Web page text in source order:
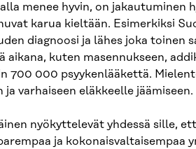
menee hyvin, on jakautuminen
karua kieltään. Esimerkiksi
diagnoosi ja lähes joka toinen
aikana, kuten masennukseen,
700 000 psyykenlääkettä.
varhaiseen eläkkeelle jäämiseen.
nyökyttelevät yhdessä sille,
ja kokonaisvaltaisempaa